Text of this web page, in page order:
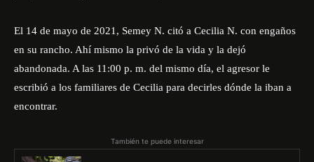
El 14 de mayo de 2021, Semey N. citó a Cecilia N. con engaños
en su rancho. Ahí mismo la privó de la vida y la dejó
abandonada. A las 11:00 p. m. del mismo día, el agresor le
escribió a los familiares de Cecilia para decirles dónde la iban a
encontrar.
También te puede interesar